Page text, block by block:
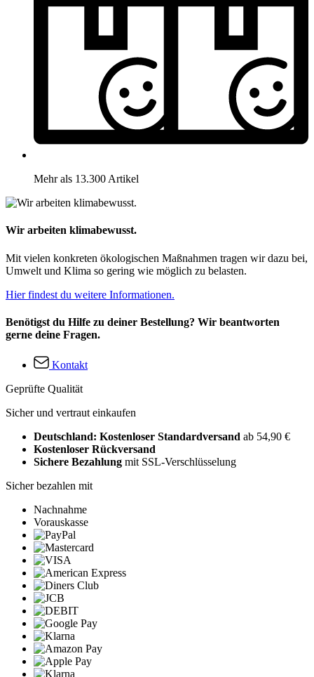
Mehr als 13.300 Artikel
Wir arbeiten klimabewusst.
Mit vielen konkreten ökologischen Maßnahmen tragen wir dazu bei,
Umwelt und Klima so gering wie möglich zu belasten.
Hier findest du weitere Informationen.
Benötigst du Hilfe zu deiner Bestellung? Wir beantworten
gerne deine Fragen.
Kontakt
Geprüfte Qualität
Sicher und vertraut einkaufen
Deutschland: Kostenloser Standardversand ab 54,90 €
Kostenloser Rückversand
Sichere Bezahlung mit SSL-Verschlüsselung
Sicher bezahlen mit
Nachnahme
Vorauskasse